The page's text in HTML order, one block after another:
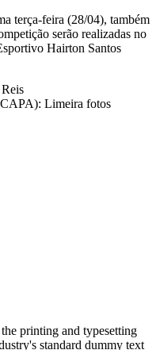
terça-feira (28/04), também
serão realizadas no
Hairton Santos
Limeira fotos
printing and typesetting
standard dummy text